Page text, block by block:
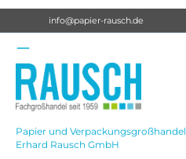
info@papier-rausch.de
Papier und Verpackungsgroßhandel
Erhard Rausch GmbH